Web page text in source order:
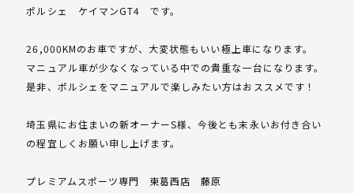
ポルシェ ケイマンGT4 です。
26,000KMのお車ですが、大変状態もいい極上車になります。
マニュアル車が少なくなっている中での貴重な一台になります。
是非、ポルシェをマニュアルで楽しみたい方はおススメです！
埼玉県にお住まいの新オーナーS様、今後とも末永いお付き合い
の程宜しくお願い申し上げます。
プレミアムスポーツ専門 東葛西店 藤原